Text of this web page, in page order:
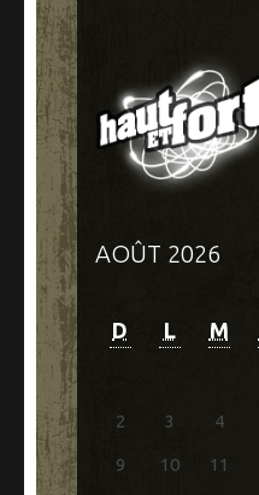
AOÛT 2026
D L M
2 3 4
9 10 11